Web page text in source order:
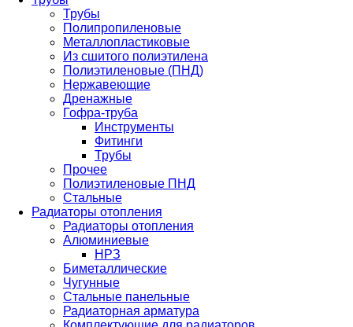
Трубы
Полипропиленовые
Металлопластиковые
Из сшитого полиэтилена
Полиэтиленовые (ПНД)
Нержавеющие
Дренажные
Гофра-труба
Инструменты
Фитинги
Трубы
Прочее
Полиэтиленовые ПНД
Стальные
Радиаторы отопления
Радиаторы отопления
Алюминиевые
НРЗ
Биметаллические
Чугунные
Стальные панельные
Радиаторная арматура